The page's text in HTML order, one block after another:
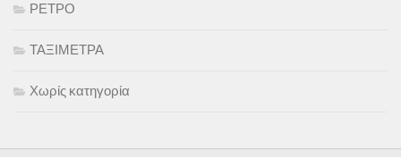
ΡΕΤΡΟ
ΤΑΞΙΜΕΤΡΑ
Χωρίς κατηγορία